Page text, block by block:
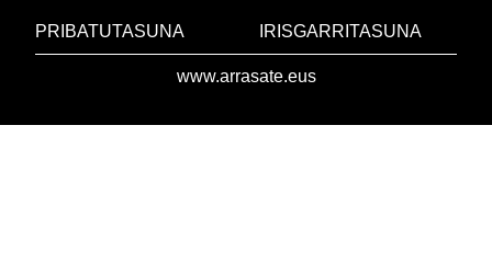
PRIBATUTASUNA IRISGARRITASUNA
www.arrasate.eus